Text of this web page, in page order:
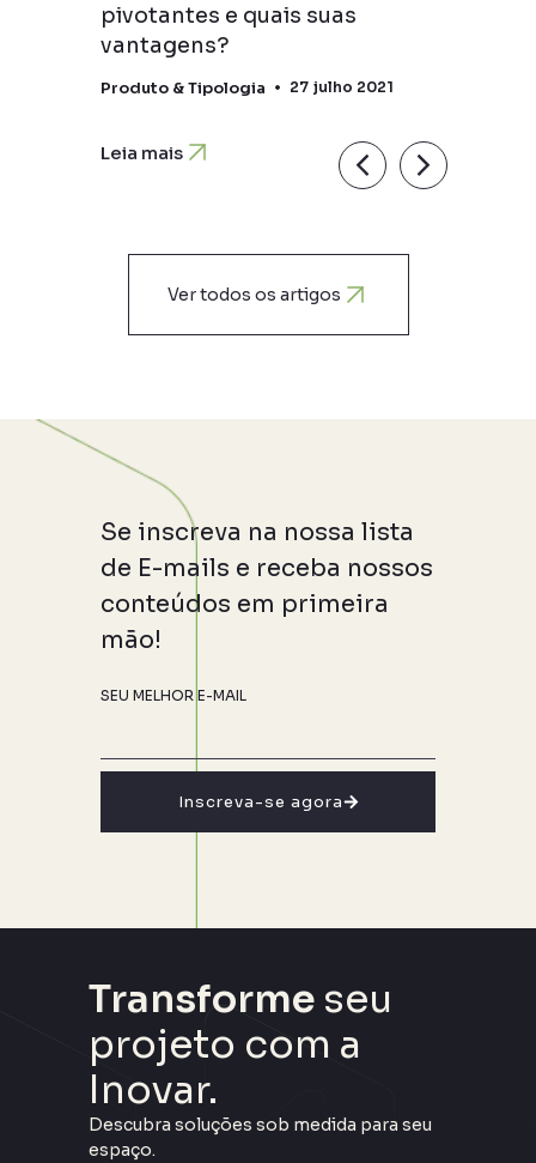
pivotantes e quais suas
vantagens?
Produto & Tipologia 27 julho 2021
Leia mais
Ver todos os artigos
Se inscreva na nossa lista
de E-mails e receba nossos
conteúdos em primeira
mão!
SEU MELHOR E-MAIL
Inscreva-se agora
Transforme seu
projeto com a
Inovar.
Descubra soluções sob medida para seu
espaço.